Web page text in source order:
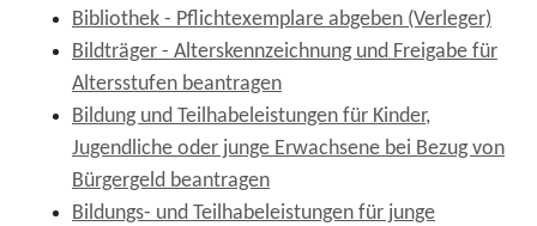
Bibliothek - Pflichtexemplare abgeben (Verleger)
Bildträger - Alterskennzeichnung und Freigabe für
Altersstufen beantragen
Bildung und Teilhabeleistungen für Kinder,
Jugendliche oder junge Erwachsene bei Bezug von
Bürgergeld beantragen
Bildungs- und Teilhabeleistungen für junge